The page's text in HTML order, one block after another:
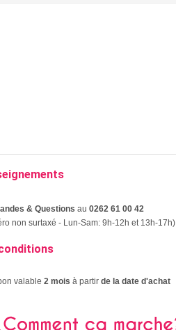
& Questions au 0262 61 00 42
non surtaxé - Lun-Sam: 9h-12h et 13h-17h)
valable 2 mois à partirde la date d'achat